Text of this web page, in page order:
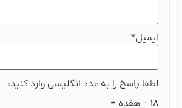
*
پاسخ را به عدد انگلیسی وارد کنید: